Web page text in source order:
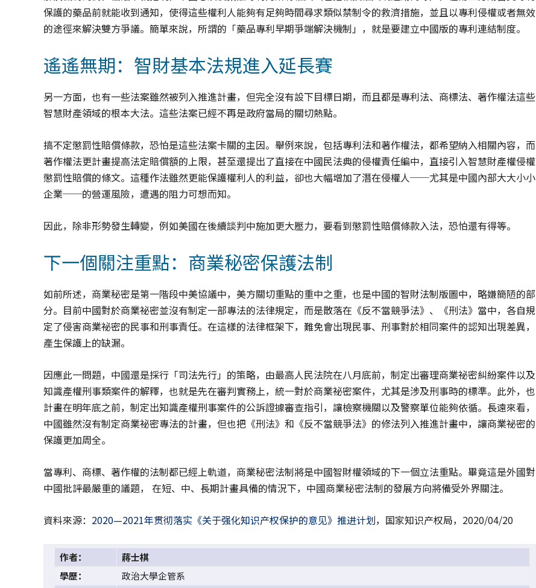
保護的藥品前就能收到通知，使得這些權利人能夠有足夠時間尋求類似禁制令的救濟措施，並且以專利侵權或者無效
的途徑來解決雙方爭議。簡單來說，所謂的「藥品專利早期爭端解決機制」，就是要建立中國版的專利連結制度。
遙遙無期：智財基本法規進入延長賽
另一方面，也有一些法案雖然被列入推進計畫，但完全沒有設下目標日期，而且都是專利法、商標法、著作權法這些
智慧財產領域的根本大法。這些法案已經不再是政府當局的關切熱點。
搞不定懲罰性賠償條款，恐怕是這些法案卡關的主因。舉例來說，包括專利法和著作權法，都希望納入相關內容，而
著作權法更計畫提高法定賠償額的上限，甚至還提出了直接在中國民法典的侵權責任編中，直接引入智慧財產權侵權
懲罰性賠償的條文。這種作法雖然更能保護權利人的利益，卻也大幅增加了潛在侵權人──尤其是中國內部大大小小
企業──的營運風險，遭遇的阻力可想而知。
因此，除非形勢發生轉變，例如美國在後續談判中施加更大壓力，要看到懲罰性賠償條款入法，恐怕還有得等。
下一個關注重點：商業秘密保護法制
如前所述，商業秘密是第一階段中美協議中，美方關切重點的重中之重，也是中國的智財法制版圖中，略嫌簡陋的部
分。目前中國對於商業祕密並沒有制定一部專法的法律規定，而是散落在《反不當競爭法》、《刑法》當中，各自規
定了侵害商業祕密的民事和刑事責任。在這樣的法律框架下，難免會出現民事、刑事對於相同案件的認知出現差異，
產生保護上的缺漏。
因應此一問題，中國還是採行「司法先行」的策略，由最高人民法院在八月底前，制定出審理商業祕密糾紛案件以及
知識產權刑事類案件的解釋，也就是先在審判實務上，統一對於商業祕密案件，尤其是涉及刑事時的標準。此外，也
計畫在明年底之前，制定出知識產權刑事案件的公訴證據審查指引，讓檢察機關以及警察單位能夠依循。長遠來看，
中國雖然沒有制定商業祕密專法的計畫，但也把《刑法》和《反不當競爭法》的修法列入推進計畫中，讓商業祕密的
保護更加周全。
當專利、商標、著作權的法制都已經上軌道，商業秘密法制將是中國智財權領域的下一個立法重點。畢竟這是外國對
中國批評最嚴重的議題， 在短、中、長期計畫具備的情況下，中國商業秘密法制的發展方向將備受外界關注。
資料來源： 2020—2021年贯彻落实《关于强化知识产权保护的意见》推进计划，国家知识产权局，2020/04/20
作者：
蔣士棋
學歷：
政治大學企管系